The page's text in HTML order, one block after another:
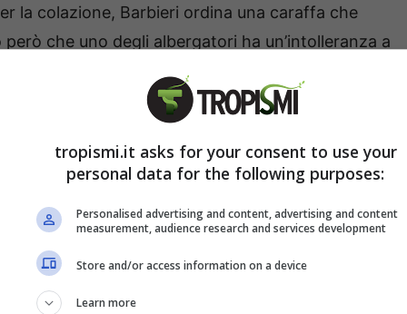
la colazione, Barbieri ordina una caraffa che
che uno degli albergatori ha un’intolleranza a
sotto esame arriva e sottolinea a Diego che è
appunto senza zenzero,cala il gelo al tavolo.
tropismi.it asks for your consent to use your
personal data for the following purposes:
Personalised advertising and content, advertising and content
measurement, audience research and services development
Store and/or access information on a device
Learn more